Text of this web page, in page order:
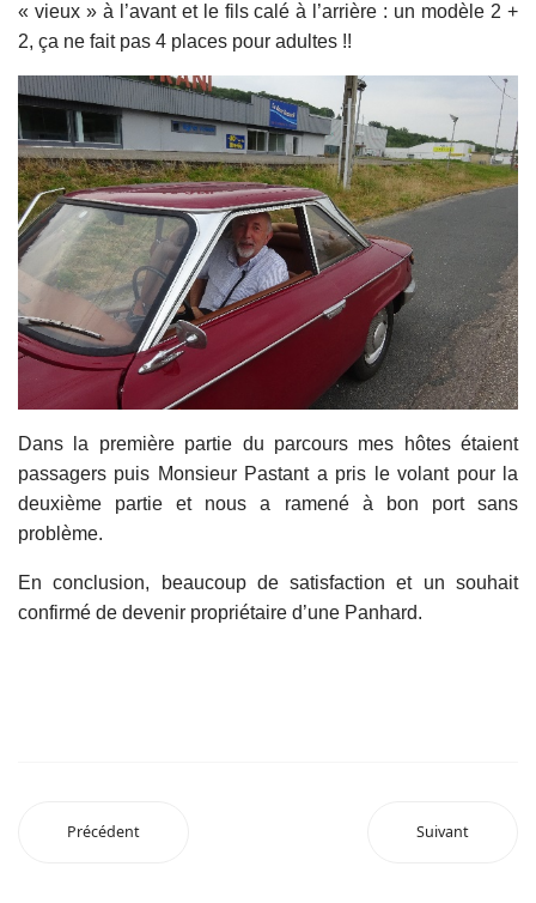
« vieux » à l’avant et le fils calé à l’arrière : un modèle 2 +
2, ça ne fait pas 4 places pour adultes !!
Dans la première partie du parcours mes hôtes étaient
passagers puis Monsieur Pastant a pris le volant pour la
deuxième partie et nous a ramené à bon port sans
problème.
En conclusion, beaucoup de satisfaction et un souhait
confirmé de devenir propriétaire d’une Panhard.
Précédent Suivant